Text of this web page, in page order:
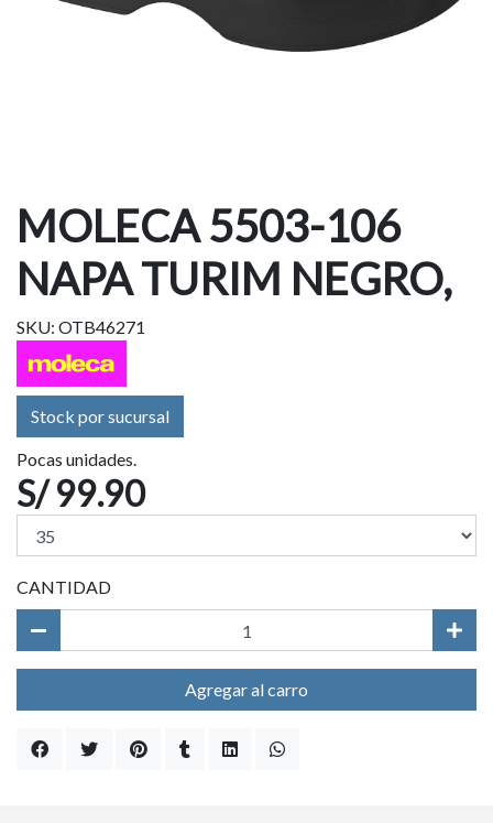
MOLECA 5503-106
NAPA TURIM NEGRO,
SKU: OTB46271
Stock por sucursal
Pocas unidades.
S/ 99.90
CANTIDAD
Agregar al carro